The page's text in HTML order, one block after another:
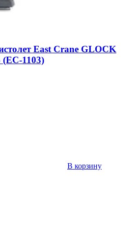
East Crane GLOCK
1103)
В корзину